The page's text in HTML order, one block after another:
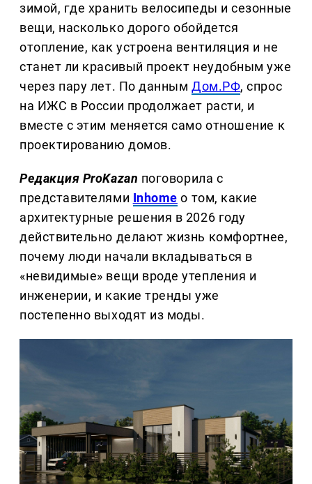
зимой, где хранить велосипеды и сезонные
вещи, насколько дорого обойдется
отопление, как устроена вентиляция и не
станет ли красивый проект неудобным уже
через пару лет. По даннымДом.РФ, спрос
на ИЖС в России продолжает расти, и
вместе с этим меняется само отношение к
проектированию домов.
Редакция ProKazan поговорила с
представителями Inhome о том, какие
архитектурные решения в 2026 году
действительно делают жизнь комфортнее,
почему люди начали вкладываться в
«невидимые» вещи вроде утепления и
инженерии, и какие тренды уже
постепенно выходят из моды.